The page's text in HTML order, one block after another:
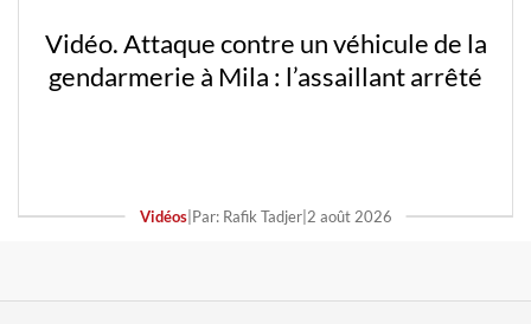
Vidéo. Attaque contre un véhicule de la
gendarmerie à Mila : l’assaillant arrêté
Vidéos| Par: Rafik Tadjer| 2 août 2026